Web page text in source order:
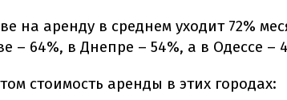
на аренду в среднем уходит 72%
– 64%, в Днепре – 54%, а в Одессе –
стоимость аренды в этих городах: